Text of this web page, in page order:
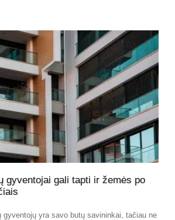
gyventojai gali tapti ir žemės po
gyventojų yra savo butų savininkai, tačiau ne